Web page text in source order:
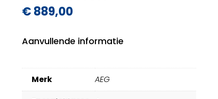
€889,00
Aanvullende informatie
Merk AEG